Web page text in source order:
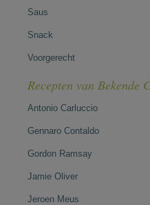
Saus
Snack
Voorgerecht
Recepten van Bekende
Antonio Carluccio
Gennaro Contaldo
Gordon Ramsay
Jamie Oliver
Jeroen Meus